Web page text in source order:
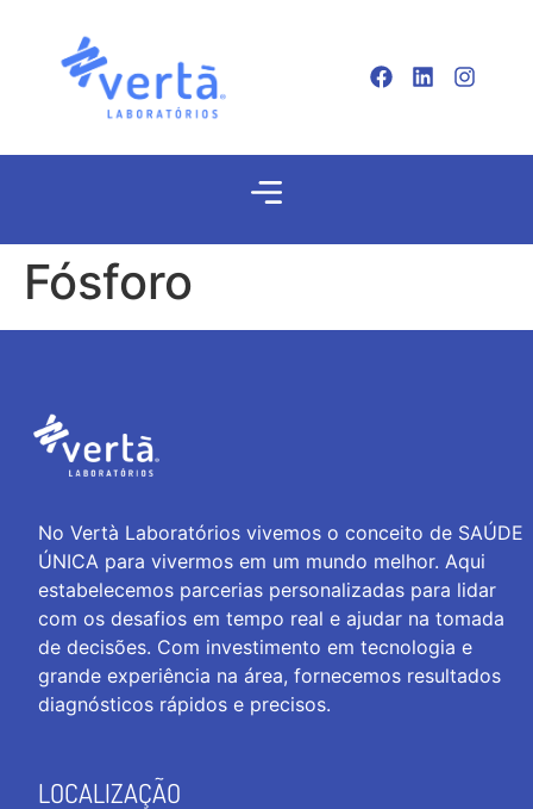
Fósforo
No Vertà Laboratórios vivemos o conceito de SAÚDE
ÚNICA para vivermos em um mundo melhor. Aqui
estabelecemos parcerias personalizadas para lidar
com os desafios em tempo real e ajudar na tomada
de decisões. Com investimento em tecnologia e
grande experiência na área, fornecemos resultados
diagnósticos rápidos e precisos.
LOCALIZAÇÃO